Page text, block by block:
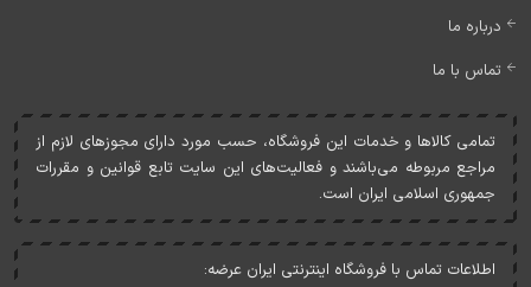
درباره ما
تماس با ما
تمامی کالاها و خدمات اين فروشگاه، حسب مورد دارای مجوزهای لازم از
مراجع مربوطه می‌باشند و فعاليت‌های اين سايت تابع قوانين و مقررات
جمهوری اسلامی ايران است.
اطلاعات تماس با فروشگاه اینترنتی ایران عرضه: